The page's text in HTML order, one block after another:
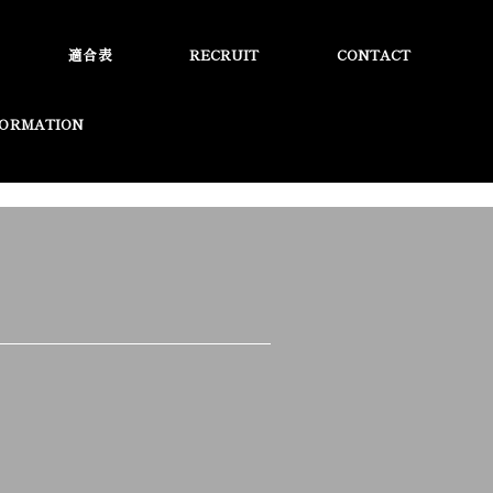
適合表 RECRUIT CONTACT